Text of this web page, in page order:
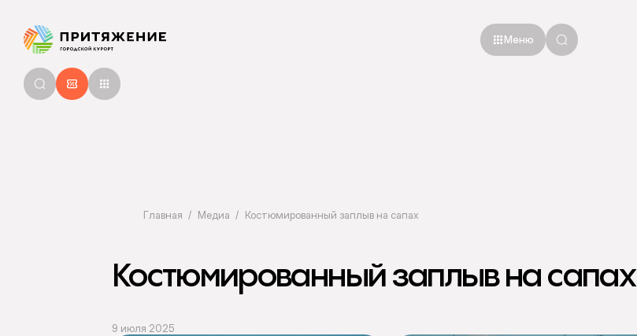
Меню
Главная Медиа Костюмированный заплыв на сапах
Костюмированный заплыв на сапах
9 июля 2025